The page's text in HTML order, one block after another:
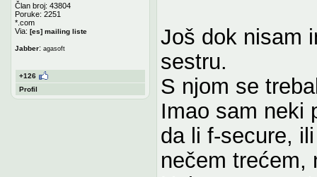
Član broj: 43804
Poruke: 2251
*.com
Via: [es] mailing liste
Jabber: agasoft
+126
Profil
Još dok nisam
sestru.
S njom se
Imao sam neki
da li f-secure, ili
nečem trećem,